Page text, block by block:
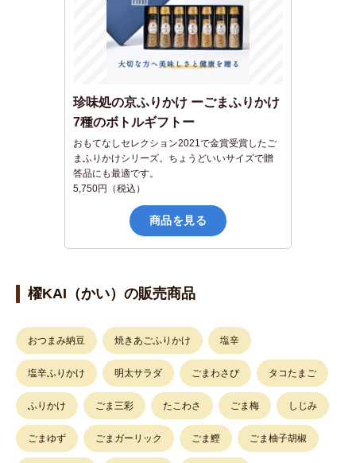
k
珍味処の京ふりかけ ーごまふりかけ
7種のボトルギフトー
おもてなしセレクション2021で金賞受賞したご
まふりかけシリーズ。ちょうどいいサイズで贈
答品にも最適です。
5,750円（税込）
商品を見る
櫂KAI（かい）の販売商品
おつまみ納豆 焼きあごふりかけ 塩辛
塩辛ふりかけ 明太サラダ ごまわさび タコたまご
ふりかけ ごま三彩 たこわさ ごま梅 しじみ
ごまゆず ごまガーリック ごま鰹 ごま柚子胡椒